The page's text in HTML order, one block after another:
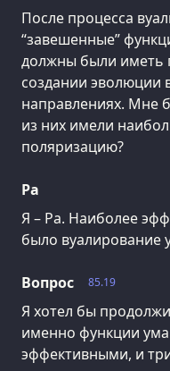
После процесса
“завешенные”
должны были иметь
создании эволюции
направлениях. Мне
из них имели
поляризацию?
Ра
Я – Ра. Наиболее
было вуалирование
85.19
Вопрос
Я хотел бы
именно функции
эффективными, и